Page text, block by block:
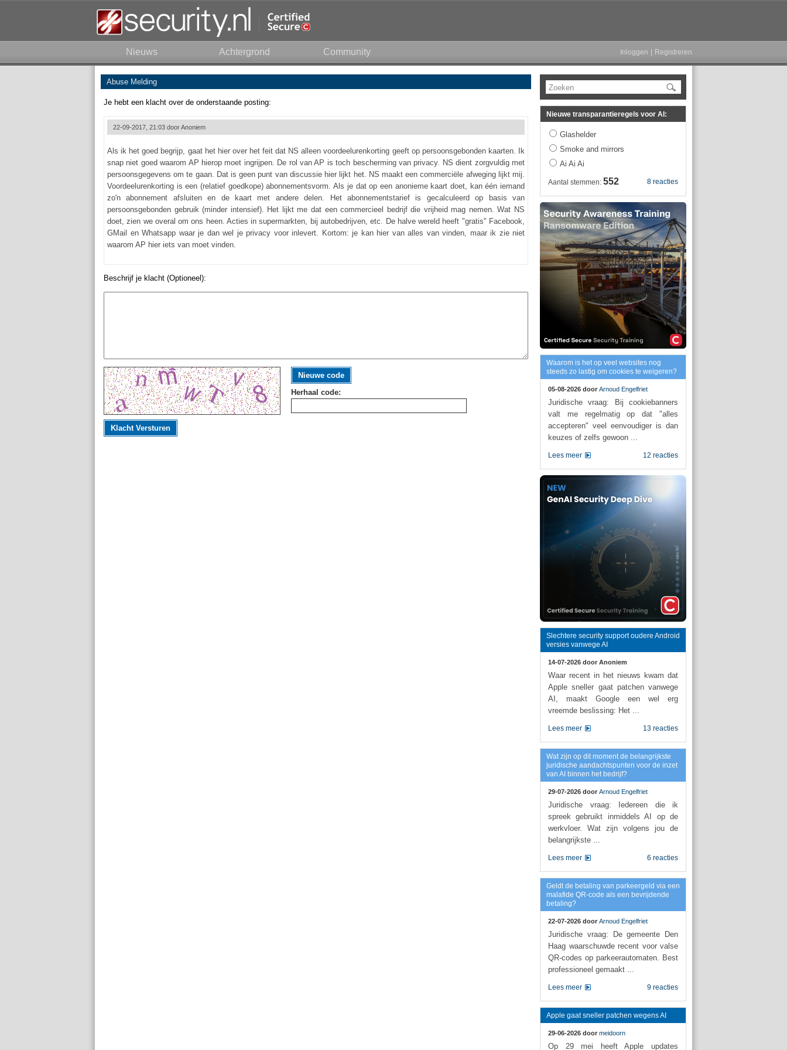
Nieuws Achtergrond Community Inloggen Registreren
Abuse Melding
Je hebt een klacht over de onderstaande posting:
22-09-2017, 21:03 doorAnoniem
Als ik het goed begrijp, gaat het hier over het feit dat NS alleen voordeelurenkorting geeft op persoonsgebonden kaarten. Ik
snap niet goed waarom AP hierop moet ingrijpen. De rol van AP is toch bescherming van privacy. NS dient zorgvuldig met
persoonsgegevens om te gaan. Dat is geen punt van discussie hier lijkt het. NS maakt een commerciële afweging lijkt mij.
Voordeelurenkorting is een (relatief goedkope) abonnementsvorm. Als je dat op een anonieme kaart doet, kan één iemand
zo'n abonnement afsluiten en de kaart met andere delen. Het abonnementstarief is gecalculeerd op basis van
persoonsgebonden gebruik (minder intensief). Het lijkt me dat een commercieel bedrijf die vrijheid mag nemen. Wat NS
doet, zien we overal om ons heen. Acties in supermarkten, bij autobedrijven, etc. De halve wereld heeft "gratis" Facebook,
GMail en Whatsapp waar je dan wel je privacy voor inlevert. Kortom: je kan hier van alles van vinden, maar ik zie niet
waarom AP hier iets van moet vinden.
Beschrijf je klacht (Optioneel):
Nieuwe code
Herhaal code:
Klacht Versturen
Zoeken
Nieuwe transparantieregels voor AI:
Glashelder
Smoke and mirrors
Ai Ai Ai
8 reacties
Aantal stemmen: 552
Waarom is het op veel websites nog
steeds zo lastig om cookies te weigeren?
05-08-2026 door Arnoud Engelfriet
Juridische vraag: Bij cookiebanners
valt me regelmatig op dat "alles
accepteren" veel eenvoudiger is dan
keuzes of zelfs gewoon ...
12 reacties
Lees meer
Slechtere security support oudere Android
versies vanwege AI
14-07-2026 door Anoniem
Waar recent in het nieuws kwam dat
Apple sneller gaat patchen vanwege
AI, maakt Google een wel erg
vreemde beslissing: Het ...
13 reacties
Lees meer
Wat zijn op dit moment de belangrijkste
juridische aandachtspunten voor de inzet
van AI binnen het bedrijf?
29-07-2026 door Arnoud Engelfriet
Juridische vraag: Iedereen die ik
spreek gebruikt inmiddels AI op de
werkvloer. Wat zijn volgens jou de
belangrijkste ...
6 reacties
Lees meer
Geldt de betaling van parkeergeld via een
malafide QR-code als een bevrijdende
betaling?
22-07-2026 door Arnoud Engelfriet
Juridische vraag: De gemeente Den
Haag waarschuwde recent voor valse
QR-codes op parkeerautomaten. Best
professioneel gemaakt ...
9 reacties
Lees meer
Apple gaat sneller patchen wegens AI
29-06-2026 door meidoorn
Op 29 mei heeft Apple updates